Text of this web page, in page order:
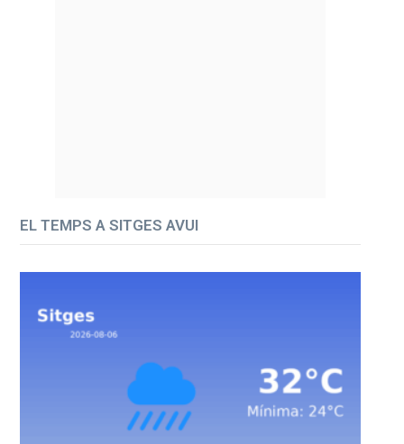
EL TEMPS A SITGES AVUI